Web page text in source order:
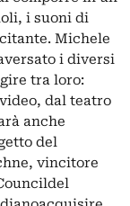
i suoni di
Michele
i diversi
tra loro:
dal teatro
anche
del
vincitore